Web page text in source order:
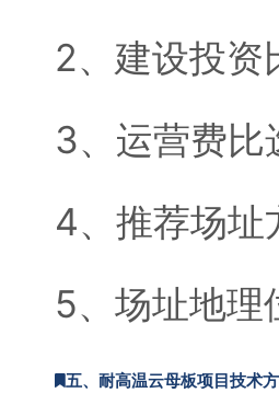
2、建设投资
3、运营费比
4、推荐场址
5、场址地理
五、耐高温云母板项目技术